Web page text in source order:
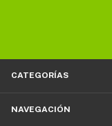
CATEGORÍAS
NAVEGACIÓN